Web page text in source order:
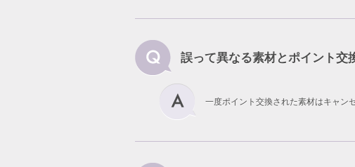
誤って異なる素材とポイント交
一度ポイント交換された素材はキャン